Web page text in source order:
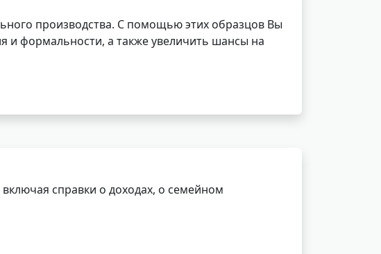
производства. С помощью этих образцов Вы
и формальности, а также увеличить шансы на
справки о доходах, о семейном